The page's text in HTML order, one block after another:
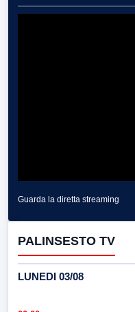
Guarda la diretta streaming
PALINSESTO TV
LUNEDI 03/08